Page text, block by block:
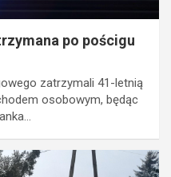
po pościgu
zatrzymali 41-letnią
osobowym, będąc